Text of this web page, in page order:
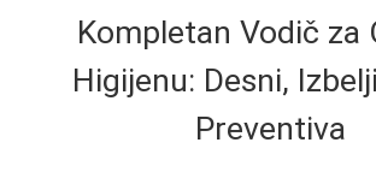
Kompletan Vodič za
Higijenu: Desni,
Preventiva